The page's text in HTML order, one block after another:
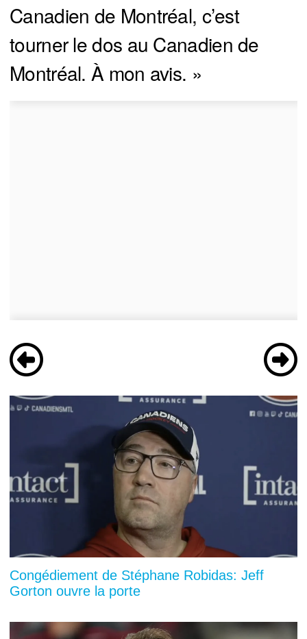
Canadien de Montréal, c’est
tourner le dos au Canadien de
Montréal. À mon avis. »
Congédiement de Stéphane Robidas: Jeff
Gorton ouvre la porte